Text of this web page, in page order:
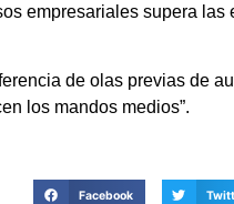
empresariales supera
de olas previas de
los mandos medios”.
Facebook